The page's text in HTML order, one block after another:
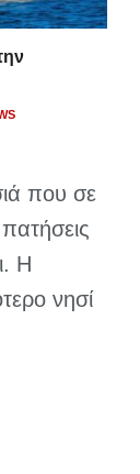
που σε
Η
νησί